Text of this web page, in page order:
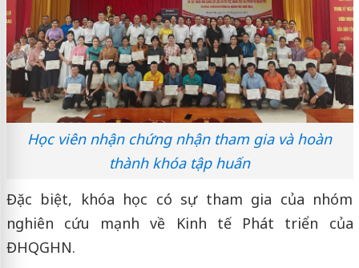
Học viên nhận chứng nhận tham gia và hoàn
thành khóa tập huấn
Đặc biệt, khóa học có sự tham gia của nhóm
nghiên cứu mạnh về Kinh tế Phát triển của
ĐHQGHN.